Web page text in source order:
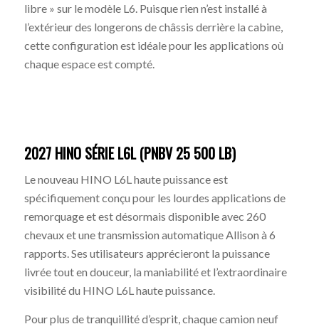
libre » sur le modèle L6. Puisque rien n’est installé à
l’extérieur des longerons de châssis derrière la cabine,
cette configuration est idéale pour les applications où
chaque espace est compté.
2027 HINO SÉRIE L6L (PNBV 25 500 LB)
Le nouveau HINO L6L haute puissance est
spécifiquement conçu pour les lourdes applications de
remorquage et est désormais disponible avec 260
chevaux et une transmission automatique Allison à 6
rapports. Ses utilisateurs apprécieront la puissance
livrée tout en douceur, la maniabilité et l’extraordinaire
visibilité du HINO L6L haute puissance.
Pour plus de tranquillité d’esprit, chaque camion neuf